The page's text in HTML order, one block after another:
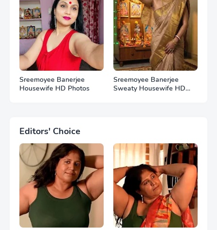
Sreemoyee Banerjee
Housewife HD Photos
Sreemoyee Banerjee
Sweaty Housewife HD
Editors' Choice